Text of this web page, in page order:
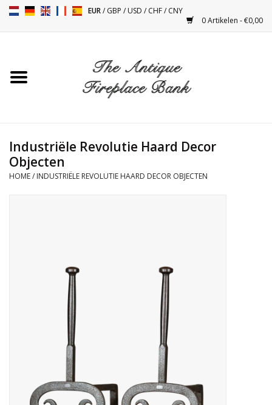
EUR/GBP /USD /CHF/CNY
0 Artikelen - €0,00
Toebehoren
Kacheltjes
Decoratieve Outdoor
Vloeren - Steen, Terra Cotta
Outlet
Industriële Revolutie Haard Decor
Objecten
HOME/ INDUSTRIËLE REVOLUTIE HAARD DECOR OBJECTEN